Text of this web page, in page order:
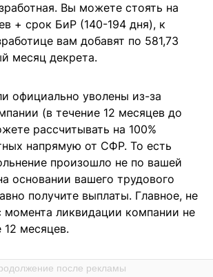
Вы можете стоять на
+ срок БиР (140-194 дня), к
вам добавят по 581,73
месяц декрета.
официально уволены из-за
(в течение 12 месяцев до
рассчитывать на 100%
напрямую от СФР. То есть
произошло не по вашей
основании вашего трудового
получите выплаты. Главное, не
момента ликвидации компании не
месяцев.